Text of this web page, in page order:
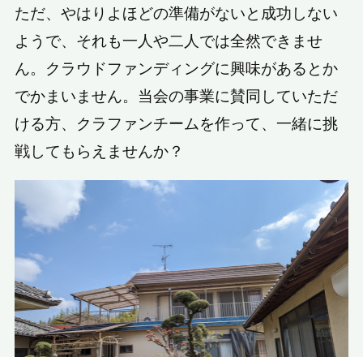
ただ、やはりよほどの準備がないと成功しない
ようで、それも一人や二人では全然できませ
ん。クラウドファンディングに興味があるとか
でかまいません。当会の事業に賛同していただ
ける方、クラファンチームを作って、一緒に挑
戦してもらえませんか？